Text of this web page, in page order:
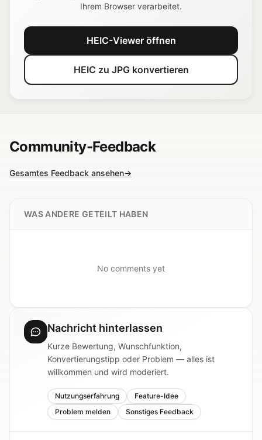
Ihrem Browser verarbeitet.
HEIC-Viewer öffnen
HEIC zu JPG konvertieren
Community-Feedback
Gesamtes Feedback ansehen→
WAS ANDERE GETEILT HABEN
No comments yet
Nachricht hinterlassen
Kurze Bewertung, Wunschfunktion,
Konvertierungstipp oder Problem — alles ist
willkommen und wird moderiert.
Nutzungserfahrung
Feature-Idee
Problem melden
Sonstiges Feedback